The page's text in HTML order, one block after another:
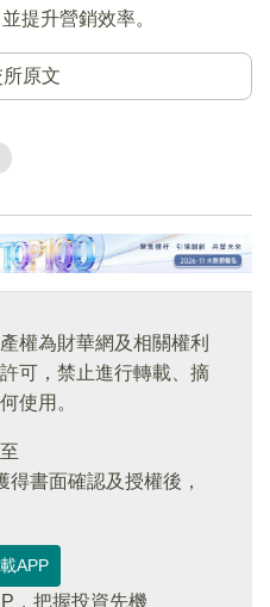
提升營銷效率。
原文
權為財華網及相關權利
可，禁止進行轉載、摘
使用。
得書面確認及授權後，
APP
，把握投資先機